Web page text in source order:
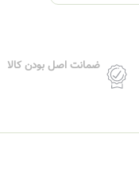
ضمانت اصل بودن کالا